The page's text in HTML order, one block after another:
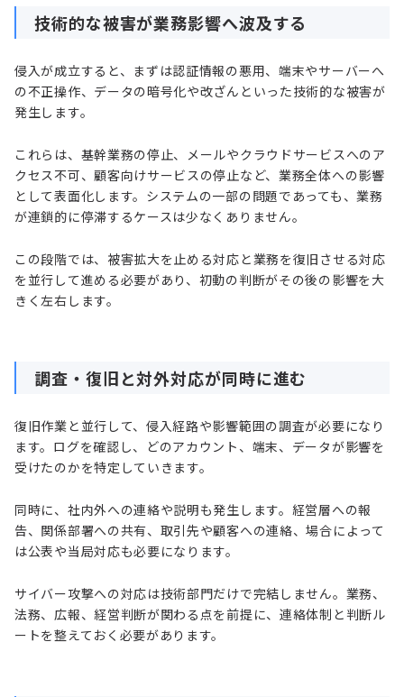
技術的な被害が業務影響へ波及する
侵入が成立すると、まずは認証情報の悪用、端末やサーバーへ
の不正操作、データの暗号化や改ざんといった技術的な被害が
発生します。
これらは、基幹業務の停止、メールやクラウドサービスへのア
クセス不可、顧客向けサービスの停止など、業務全体への影響
として表面化します。システムの一部の問題であっても、業務
が連鎖的に停滞するケースは少なくありません。
この段階では、被害拡大を止める対応と業務を復旧させる対応
を並行して進める必要があり、初動の判断がその後の影響を大
きく左右します。
調査・復旧と対外対応が同時に進む
復旧作業と並行して、侵入経路や影響範囲の調査が必要になり
ます。ログを確認し、どのアカウント、端末、データが影響を
受けたのかを特定していきます。
同時に、社内外への連絡や説明も発生します。経営層への報
告、関係部署への共有、取引先や顧客への連絡、場合によって
は公表や当局対応も必要になります。
サイバー攻撃への対応は技術部門だけで完結しません。業務、
法務、広報、経営判断が関わる点を前提に、連絡体制と判断ル
ートを整えておく必要があります。